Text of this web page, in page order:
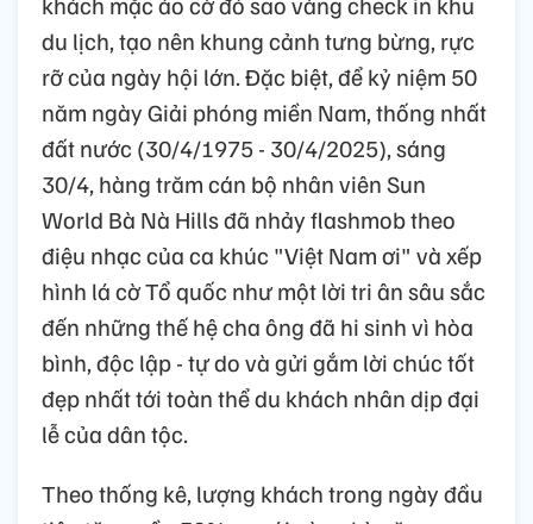
du lịch, tạo nên khung cảnh tưng bừng, rực
rỡ của ngày hội lớn. Đặc biệt, để kỷ niệm 50
năm ngày Giải phóng miền Nam, thống nhất
đất nước (30/4/1975 - 30/4/2025), sáng
30/4, hàng trăm cán bộ nhân viên Sun
World Bà Nà Hills đã nhảy flashmob theo
điệu nhạc của ca khúc "Việt Nam ơi" và xếp
hình lá cờ Tổ quốc như một lời tri ân sâu sắc
đến những thế hệ cha ông đã hi sinh vì hòa
bình, độc lập - tự do và gửi gắm lời chúc tốt
đẹp nhất tới toàn thể du khách nhân dịp đại
lễ của dân tộc.
Theo thống kê, lượng khách trong ngày đầu